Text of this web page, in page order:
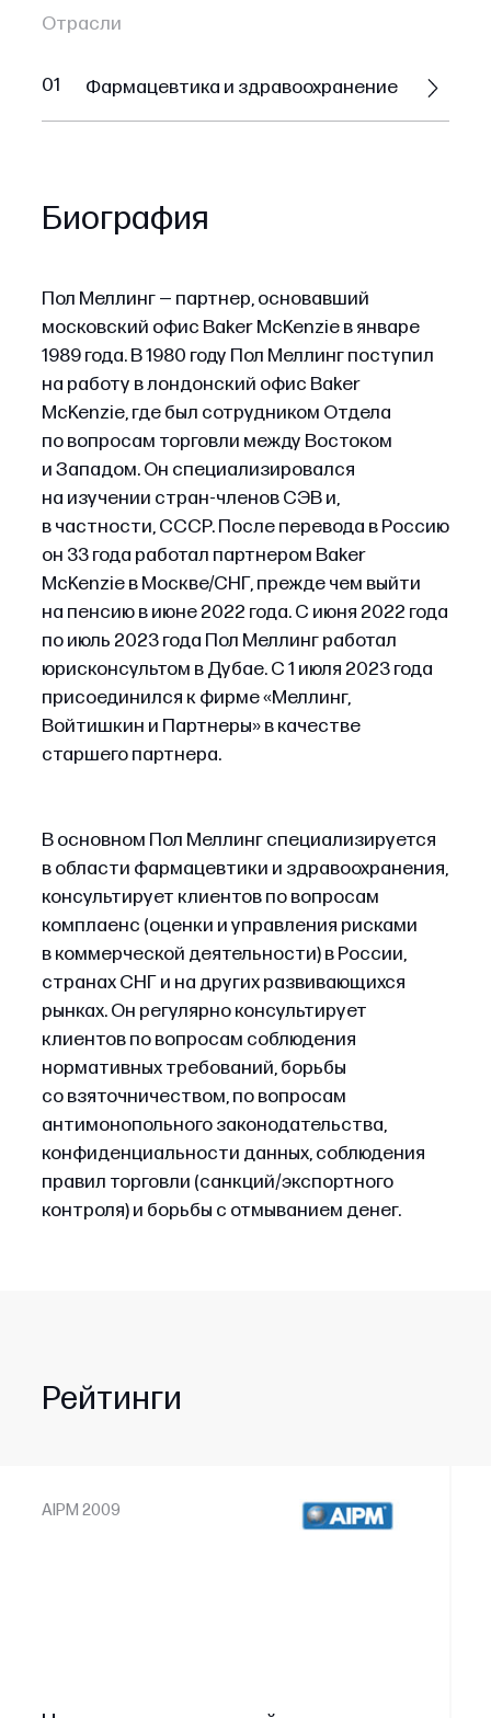
Отрасли
01 Фармацевтика и здравоохранение
Биография
Пол Меллинг — партнер, основавший
московский офис Baker McKenzie в январе
1989 года. В 1980 году Пол Меллинг поступил
на работу в лондонский офис Baker
McKenzie, где был сотрудником Отдела
по вопросам торговли между Востоком
и Западом. Он специализировался
на изучении стран-членов СЭВ и,
в частности, СССР. После перевода в Россию
он 33 года работал партнером Baker
McKenzie в Москве/СНГ, прежде чем выйти
на пенсию в июне 2022 года. С июня 2022 года
по июль 2023 года Пол Меллинг работал
юрисконсультом в Дубае. С 1 июля 2023 года
присоединился к фирме «Меллинг,
Войтишкин и Партнеры» в качестве
старшего партнера.
В основном Пол Меллинг специализируется
в области фармацевтики и здравоохранения,
консультирует клиентов по вопросам
комплаенс (оценки и управления рисками
в коммерческой деятельности) в России,
странах СНГ и на других развивающихся
рынках. Он регулярно консультирует
клиентов по вопросам соблюдения
нормативных требований, борьбы
со взяточничеством, по вопросам
антимонопольного законодательства,
конфиденциальности данных, соблюдения
правил торговли (санкций/экспортного
контроля) и борьбы с отмыванием денег.
Рейтинги
AIPM 2009